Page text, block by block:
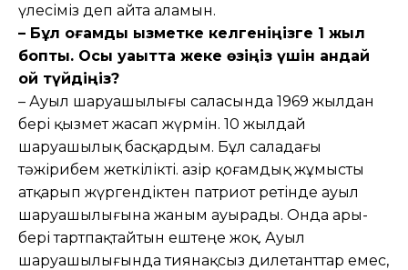
үлесіміз деп айта аламын.
– Бұл қоғамдық қызметке келгеніңізге 1 жыл
бопты. Осы уақытта жеке өзіңіз үшін қандай
ой түйдіңіз?
– Ауыл шаруашылығы саласында 1969 жылдан
бері қызмет жасап жүрмін. 10 жылдай
шаруашылық басқардым. Бұл саладағы
тәжірибем жеткілікті. Қазір қоғамдық жұмысты
атқарып жүргендіктен патриот ретінде ауыл
шаруашылығына жаным ауырады. Онда ары-
бері тартпақтайтын ештеңе жоқ. Ауыл
шаруашылығында тиянақсыз дилетанттар емес,